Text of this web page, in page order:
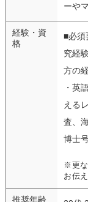
ーや
経験・資
格
■必須
究経
方の
・英
える
査、
博士
※更な
お伝
推奨年齢